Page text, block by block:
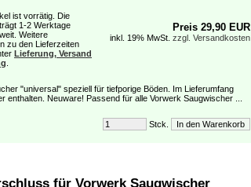
ist vorrätig. Die
1-2 Werktage
Weitere
zu den Lieferzeiten
Lieferung, Versand
Preis 29,90 EUR
inkl. 19% MwSt. zzgl. Versandkosten
"universal" speziell für tiefporige Böden. Im Lieferumfang
enthalten. Neuware! Passend für alle Vorwerk Saugwischer ...
Stck.
für Vorwerk Saugwischer